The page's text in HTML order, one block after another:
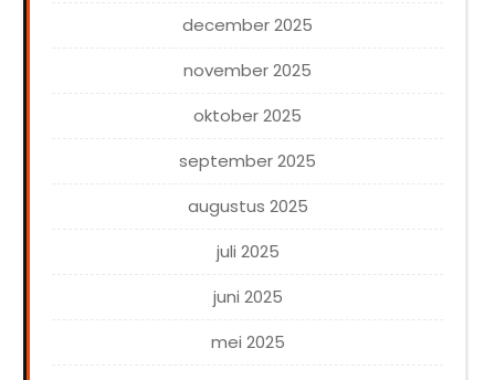
december 2025
november 2025
oktober 2025
september 2025
augustus 2025
juli 2025
juni 2025
mei 2025